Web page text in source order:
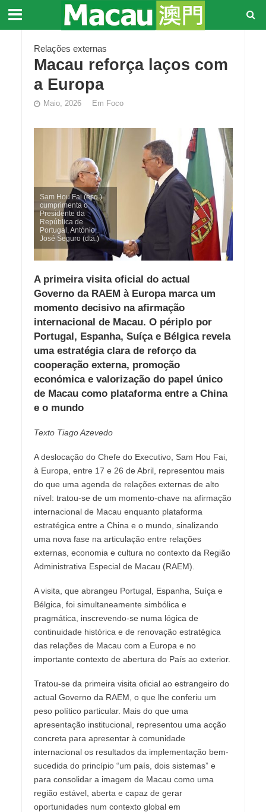
Relações externas
Macau reforça laços com
a Europa
Maio, 2026 Em Foco
Sam Hou Fai (esq.)
cumprimenta o
Presidente da
República de
Portugal, António
José Seguro (dta.)
A primeira visita oficial do actual
Governo da RAEM à Europa marca um
momento decisivo na afirmação
internacional de Macau. O périplo por
Portugal, Espanha, Suíça e Bélgica revela
uma estratégia clara de reforço da
cooperação externa, promoção
económica e valorização do papel único
de Macau como plataforma entre a China
e o mundo
Texto Tiago Azevedo
A deslocação do Chefe do Executivo, Sam Hou Fai,
à Europa, entre 17 e 26 de Abril, representou mais
do que uma agenda de relações externas de alto
nível: tratou-se de um momento-chave na afirmação
internacional de Macau enquanto plataforma
estratégica entre a China e o mundo, sinalizando
uma nova fase na articulação entre relações
externas, economia e cultura no contexto da Região
Administrativa Especial de Macau (RAEM).
A visita, que abrangeu Portugal, Espanha, Suíça e
Bélgica, foi simultaneamente simbólica e
pragmática, inscrevendo-se numa lógica de
continuidade histórica e de renovação estratégica
das relações de Macau com a Europa e no
importante contexto de abertura do País ao exterior.
Tratou-se da primeira visita oficial ao estrangeiro do
actual Governo da RAEM, o que lhe conferiu um
peso político particular. Mais do que uma
apresentação institucional, representou uma acção
concreta para apresentar à comunidade
internacional os resultados da implementação bem-
sucedida do princípio “um país, dois sistemas” e
para consolidar a imagem de Macau como uma
região estável, aberta e capaz de gerar
oportunidades num contexto global em